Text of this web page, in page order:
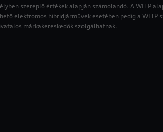
szereplő értékek alapján számolandó. A WLTP
elektromos hibridjárművek esetében pedig a
márkakereskedők szolgálhatnak.